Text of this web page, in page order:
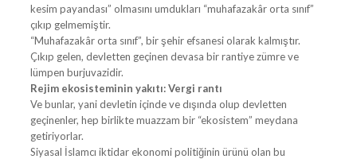
kesim payandası” olmasını umdukları “muhafazakâr orta sınıf”
çıkıp gelmemiştir.
“Muhafazakâr orta sınıf”, bir şehir efsanesi olarak kalmıştır.
Çıkıp gelen, devletten geçinen devasa bir rantiye zümre ve
lümpen burjuvazidir.
Rejim ekosisteminin yakıtı: Vergi rantı
Ve bunlar, yani devletin içinde ve dışında olup devletten
geçinenler, hep birlikte muazzam bir “ekosistem” meydana
getiriyorlar.
Siyasal İslamcı iktidar ekonomi politiğinin ürünü olan bu